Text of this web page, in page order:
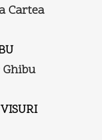
Cartea